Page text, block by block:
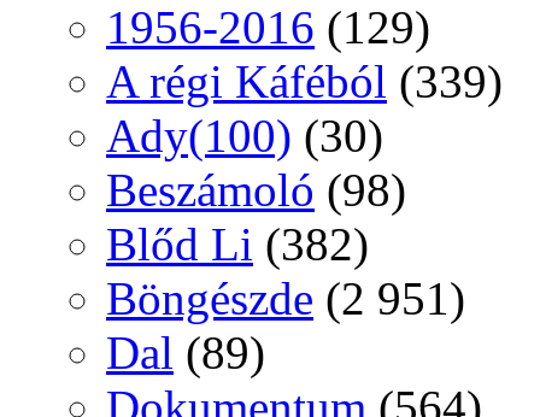
1956-2016 (129)
A régi Káféból (339)
Ady(100) (30)
Beszámoló (98)
Blőd Li (382)
Böngészde (2 951)
Dal (89)